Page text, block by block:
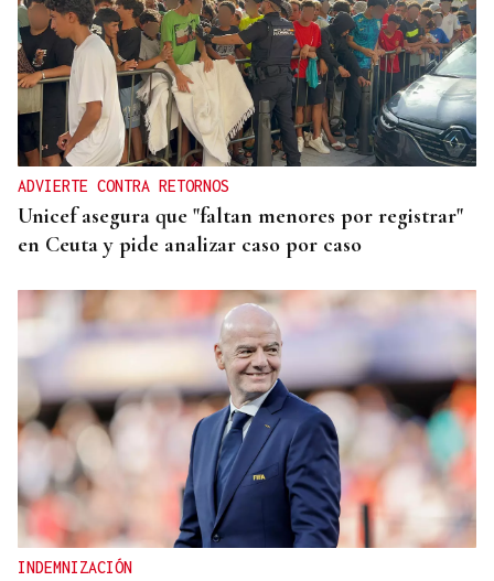
ADVIERTE CONTRA RETORNOS
Unicef asegura que "faltan menores por registrar"
en Ceuta y pide analizar caso por caso
INDEMNIZACIÓN